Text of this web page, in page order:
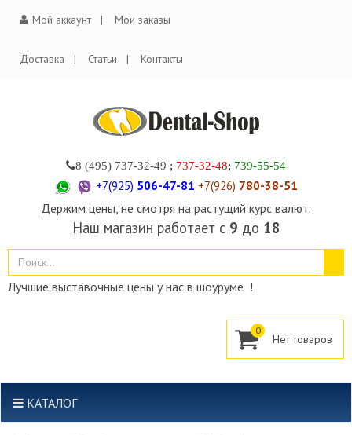
Мой аккаунт Мои заказы
Доставка Статьи Контакты
8 (495) 737-32-49 ; 737-32-48; 739-55-54
+7(925) 506-47-81 +7(926) 780-38-51
Держим цены, не смотря на растущий курс валют.
Наш магазин работает с 9 до 18
Лучшие выставочные цены у нас в шоуруме !
0
КАТАЛОГ